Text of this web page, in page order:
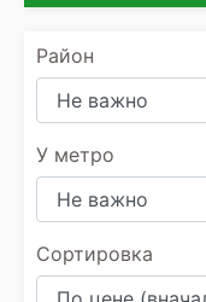
Район
У метро
Сортировка